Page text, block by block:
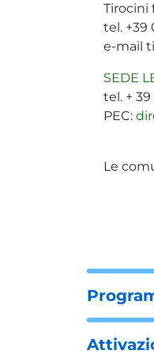
Tirocini
tel. +39
e-mail
SEDE
tel. + 39
PEC:
Le